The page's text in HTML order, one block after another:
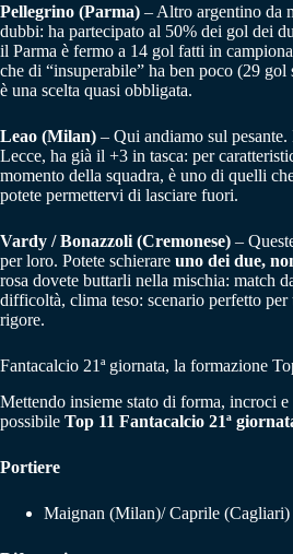
Pellegrino (Parma) – Altro argentino da
dubbi: ha partecipato al 50% dei gol dei
il Parma è fermo a 14 gol fatti in
che di “insuperabile” ha ben poco (29
è una scelta quasi obbligata.
Leao (Milan) – Qui andiamo sul
Lecce, ha già il +3 in tasca: per
momento della squadra, è uno di quelli
potete permettervi di lasciare fuori.
Vardy / Bonazzoli (Cremonese) –
per loro. Potete schierare uno dei due,
rosa dovete buttarli nella mischia: match
difficoltà, clima teso: scenario perfetto per
rigore.
Fantacalcio 21ª giornata, la formazione
Mettendo insieme stato di forma, incroci
possibile Top 11 Fantacalcio 21ª
Portiere
Maignan (Milan)/ Caprile (Cagliari)